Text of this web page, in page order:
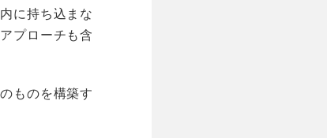
に持ち込まな
プローチも含
ものを構築す